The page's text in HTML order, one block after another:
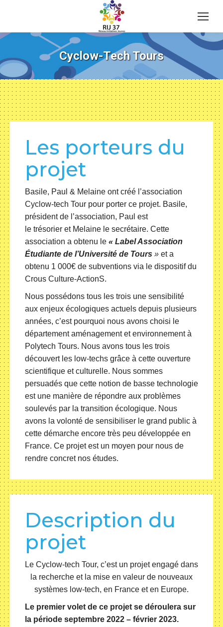
Cyclow-Tech Tours
Les porteurs du
projet
Basile, Paul & Melaine ont créé l’association
Cyclow-tech Tour pour porter ce projet. Basile,
président de l’association, Paul est
le trésorier et Melaine le secrétaire. Cette
association a obtenu le « Label Association
Étudiante de l’Université de Tours » et a
obtenu 1 000€ de subventions via le dispositif du
Crous Culture-ActionS.
Nous possédons tous les trois une sensibilité
aux enjeux écologiques actuels depuis plusieurs
années, c’est pourquoi nous avons choisi le
département aménagement et environnement à
Polytech Tours. Nous avons tous les trois
découvert les low-techs grâce à cette ouverture
scientifique et culturelle. Nous sommes
persuadés que cette notion de basse technologie
est une manière de répondre aux problèmes
soulevés par la transition écologique. Nous
avons la volonté de sensibiliser le grand public à
cette démarche encore très peu développée en
France. Ce projet est un moyen pour nous de
rendre concret nos études.
Description du
projet
Le Cyclow-tech Tour, c’est un projet engagé dans
la recherche et la mise en valeur de nouveaux
systèmes low-tech, en France et en Europe.
Le premier volet de ce projet se déroulera sur
la période septembre 2022 – février 2023.